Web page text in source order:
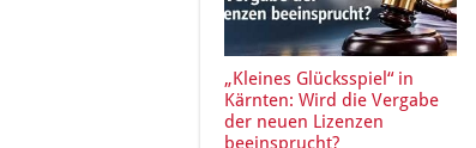
„Kleines Glücksspiel“ in
Kärnten: Wird die Vergabe
der neuen Lizenzen
beeinsprucht?